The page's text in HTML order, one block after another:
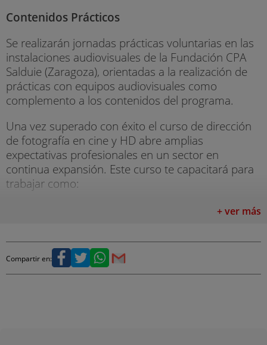
Contenidos Prácticos
Se realizarán jornadas prácticas voluntarias en las
instalaciones audiovisuales de la Fundación CPA
Salduie (Zaragoza), orientadas a la realización de
prácticas con equipos audiovisuales como
complemento a los contenidos del programa.
Una vez superado con éxito el curso de dirección
de fotografía en cine y HD abre amplias
expectativas profesionales en un sector en
continua expansión. Este curso te capacitará para
trabajar como:
- La evolución natural de eléctricos, ayudantes de
cámara, operadores de cámara, etc.
+ ver más
Compartir en: